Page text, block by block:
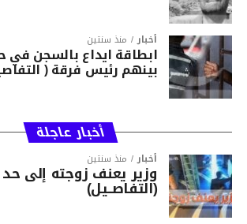
أخبار منذ سنتين
بينهم رئيس فرقة (
أخبار عاجلة
أخبار منذ سنتين
وزير يعنف زوجته إلى
(التفاصــيل)